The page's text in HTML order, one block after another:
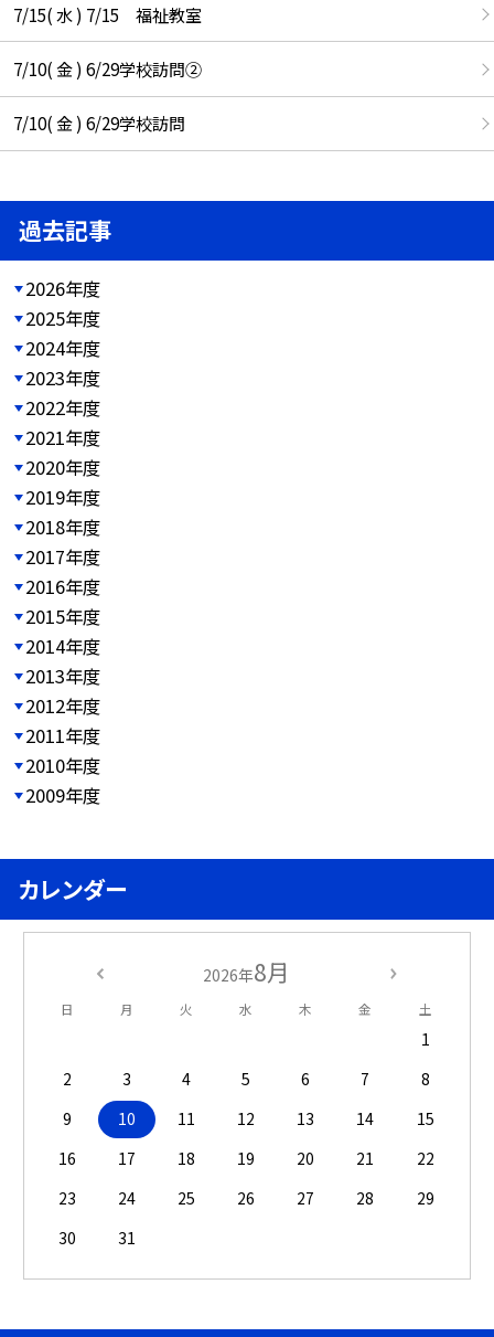
7/15( 水 ) 7/15 福祉教室
7/10( 金 ) 6/29学校訪問②
7/10( 金 ) 6/29学校訪問
過去記事
2026年度
2025年度
2024年度
2023年度
2022年度
2021年度
2020年度
2019年度
2018年度
2017年度
2016年度
2015年度
2014年度
2013年度
2012年度
2011年度
2010年度
2009年度
カレンダー
2026年8月
日 月 火 水 木 金 土
1
2
3 4 5 6 7
8
9
10 11 12 13 14
15
16
17 18 19 20 21
22
23
24 25 26 27 28
29
30
31